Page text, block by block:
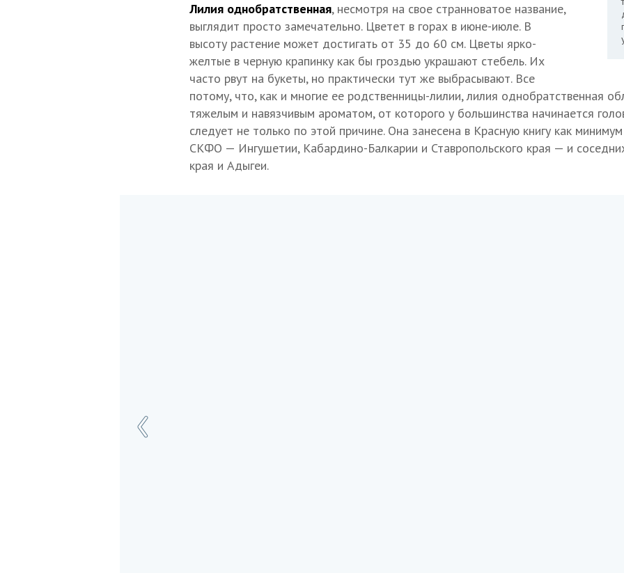
Лилия однобратственная, несмотря на свое странноватое название,
выглядит просто замечательно. Цветет в горах в июне-июле. В
высоту растение может достигать от 35 до 60 см. Цветы ярко-
желтые в черную крапинку как бы гроздью украшают стебель. Их
часто рвут на букеты, но практически тут же выбрасывают. Все
потому, что, как и многие ее родственницы-лилии, лилия однобратственная
тяжелым и навязчивым ароматом, от которого у большинства начинается
следует не только по этой причине. Она занесена в Красную книгу как
СКФО — Ингушетии, Кабардино-Балкарии и Ставропольского края — и
края и Адыгеи.